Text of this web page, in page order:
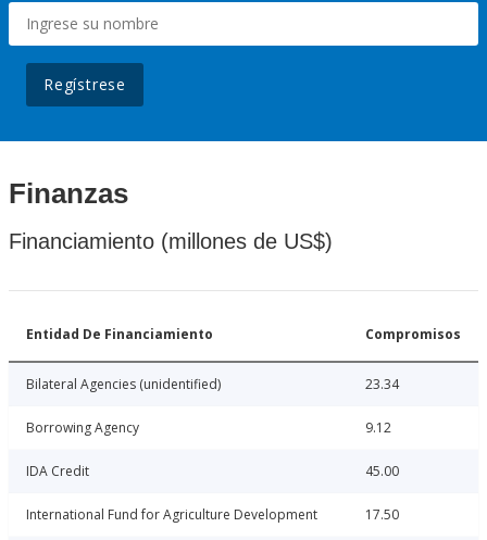
Regístrese
Finanzas
Financiamiento (millones de US$)
Entidad De Financiamiento Compromisos
Bilateral Agencies (unidentified) 23.34
Borrowing Agency 9.12
IDA Credit 45.00
International Fund for Agriculture Development 17.50